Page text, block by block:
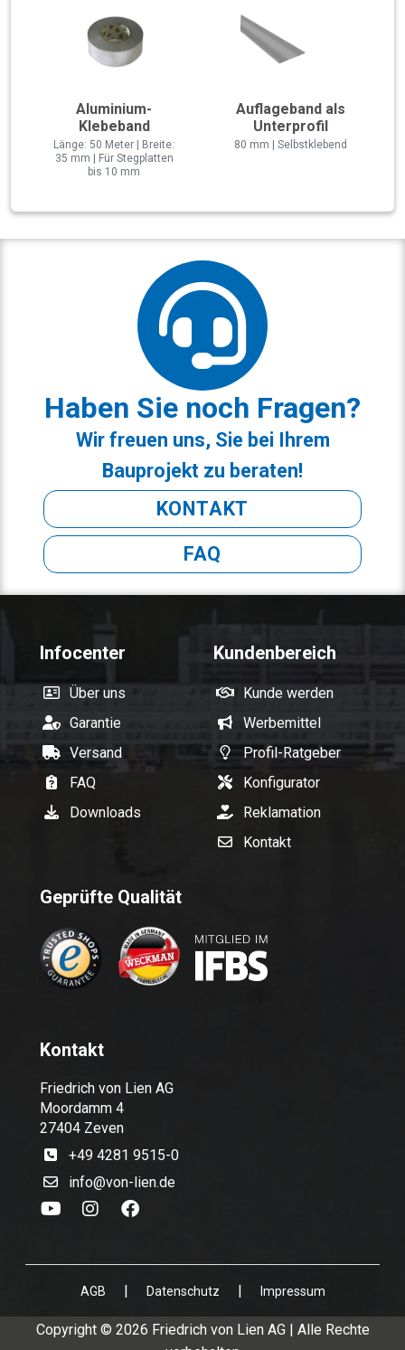
Aluminium-
Klebeband
Länge: 50 Meter | Breite:
35 mm | Für Stegplatten
bis 10 mm
Auflageband als
Unterprofil
80 mm | Selbstklebend
Haben Sie noch Fragen?
Wir freuen uns, Sie bei Ihrem
Bauprojekt zu beraten!
KONTAKT
FAQ
Infocenter
Über uns
Garantie
Versand
FAQ
Downloads
Kundenbereich
Kunde werden
Werbemittel
Profil-Ratgeber
Konfigurator
Reklamation
Kontakt
Geprüfte Qualität
Kontakt
Friedrich von Lien AG
Moordamm 4
27404 Zeven
+49 4281 9515-0
info@von-lien.de
AGB | Datenschutz | Impressum
Copyright © 2026 Friedrich von Lien AG | Alle Rechte